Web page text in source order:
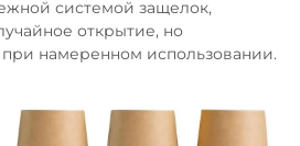
системой защелок,
открытие, но
намеренном использовании.